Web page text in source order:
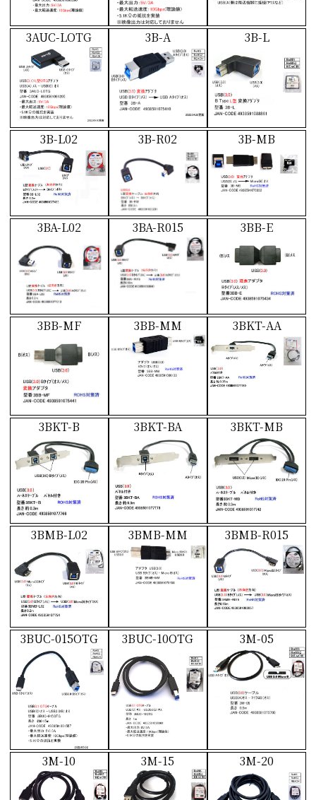
3AUC-LOTG 3B-A 3B-L
3B-L02 3B-R02 3B-MB
3BA-L02 3BA-R015 3BB-E
3BB-MF 3BB-MM 3BKT-AA
3BKT-B 3BKT-BA 3BKT-MB
3BMB-L02 3BMB-MM 3BMB-R015
3BUC-015OTG 3BUC-10OTG 3M-05
3M-10 3M-15 3M-20